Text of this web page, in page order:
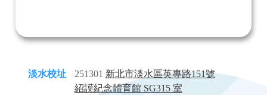
淡水校址 251301 新北市淡水區英專路151號
紹謨紀念體育館 SG315 室